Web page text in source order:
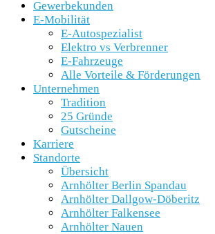
Gewerbekunden
E-Mobilität
E-Autospezialist
Elektro vs Verbrenner
E-Fahrzeuge
Alle Vorteile & Förderungen
Unternehmen
Tradition
25 Gründe
Gutscheine
Karriere
Standorte
Übersicht
Arnhölter Berlin Spandau
Arnhölter Dallgow-Döberitz
Arnhölter Falkensee
Arnhölter Nauen